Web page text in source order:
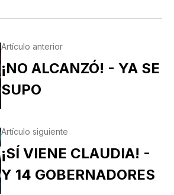
Artículo anterior
¡NO ALCANZÓ! - YA SE
SUPO
Artículo siguiente
¡SÍ VIENE CLAUDIA! -
Y 14 GOBERNADORES